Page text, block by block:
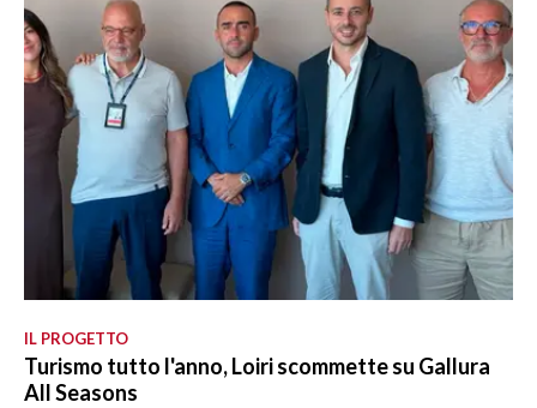
IL PROGETTO
Turismo tutto l'anno, Loiri scommette su Gallura
All Seasons